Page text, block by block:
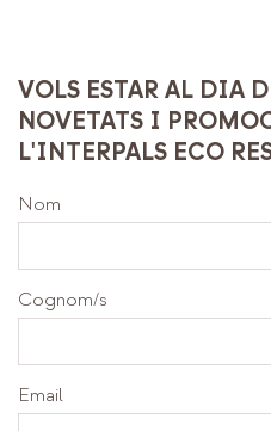
VOLS ESTAR AL DIA
NOVETATS I
L'INTERPALS ECO
Nom
Cognom/s
Email